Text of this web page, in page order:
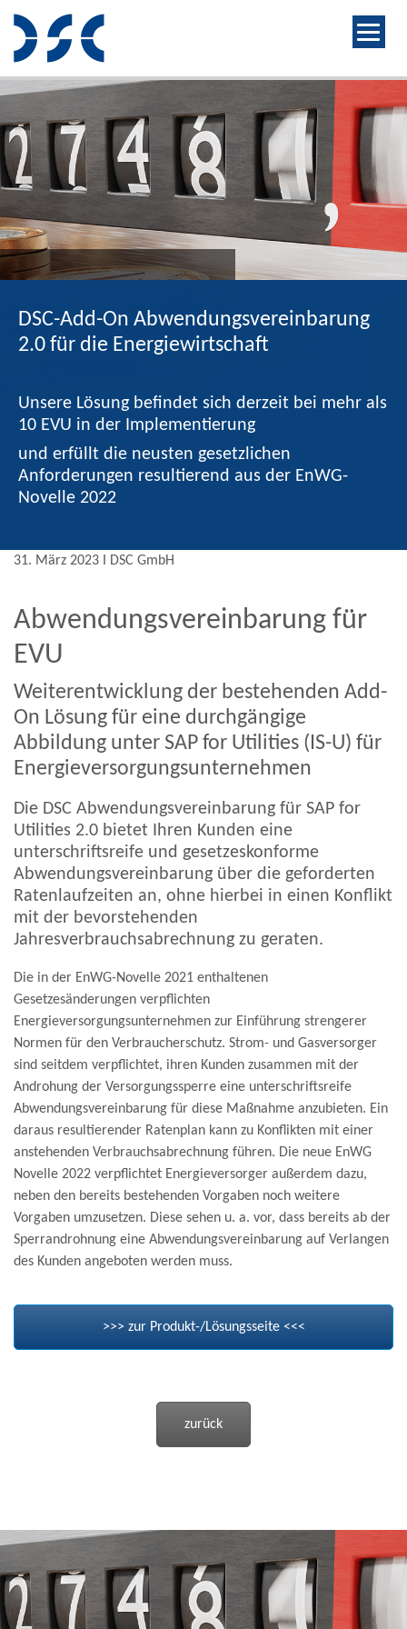
DSC-Add-On Abwendungsvereinbarung
2.0 für die Energiewirtschaft
Unsere Lösung befindet sich derzeit bei mehr als
10 EVU in der Implementierung
und erfüllt die neusten gesetzlichen
Anforderungen resultierend aus der EnWG-
Novelle 2022
31. März 2023 Ι DSC GmbH
Abwendungsvereinbarung für
EVU
Weiterentwicklung der bestehenden Add-
On Lösung für eine durchgängige
Abbildung unter SAP for Utilities (IS-U) für
Energieversorgungsunternehmen
Die DSC Abwendungsvereinbarung für SAP for
Utilities 2.0 bietet Ihren Kunden eine
unterschriftsreife und gesetzeskonforme
Abwendungsvereinbarung über die geforderten
Ratenlaufzeiten an, ohne hierbei in einen Konflikt
mit der bevorstehenden
Jahresverbrauchsabrechnung zu geraten.
Die in der EnWG-Novelle 2021 enthaltenen
Gesetzesänderungen verpflichten
Energieversorgungsunternehmen zur Einführung strengerer
Normen für den Verbraucherschutz. Strom- und Gasversorger
sind seitdem verpflichtet, ihren Kunden zusammen mit der
Androhung der Versorgungssperre eine unterschriftsreife
Abwendungsvereinbarung für diese Maßnahme anzubieten. Ein
daraus resultierender Ratenplan kann zu Konflikten mit einer
anstehenden Verbrauchsabrechnung führen. Die neue EnWG
Novelle 2022 verpflichtet Energieversorger außerdem dazu,
neben den bereits bestehenden Vorgaben noch weitere
Vorgaben umzusetzen. Diese sehen u. a. vor, dass bereits ab der
Sperrandrohnung eine Abwendungsvereinbarung auf Verlangen
des Kunden angeboten werden muss.
>>> zur Produkt-/Lösungsseite <<<
zurück